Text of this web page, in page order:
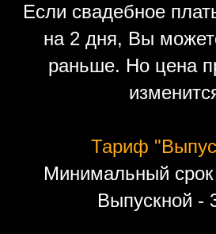
Если свадебное
на 2 дня, Вы
раньше. Но цена
Тариф
Минимальный
Выпускной -